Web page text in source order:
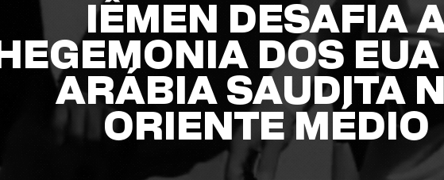
IÊMEN DESAFIA
HEGEMONIA DOS
ARÁBIA SAUDITA
ORIENTE MÉDIO